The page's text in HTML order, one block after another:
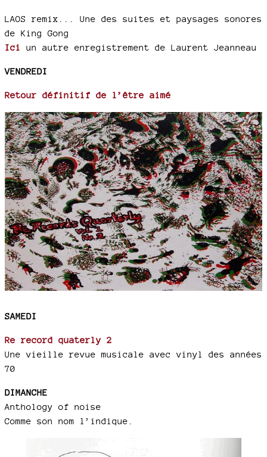
LAOS remix... Une des suites et paysages sonores
de King Gong
Ici
un autre enregistrement de Laurent Jeanneau
VENDREDI
Retour définitif de l’être aimé
SAMEDI
Re record quaterly 2
Une vieille revue musicale avec vinyl des années
70
DIMANCHE
Anthology of noise
Comme son nom l’indique.